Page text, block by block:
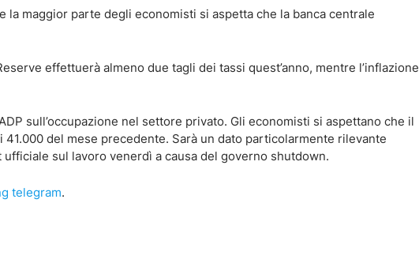
maggior parte degli economisti si aspetta che la banca centrale
effettuerà almeno due tagli dei tassi quest’anno, mentre l’inflazione
sull’occupazione nel settore privato. Gli economisti si aspettano che il
del mese precedente. Sarà un dato particolarmente rilevante
sul lavoro venerdì a causa del governo shutdown.
telegram.